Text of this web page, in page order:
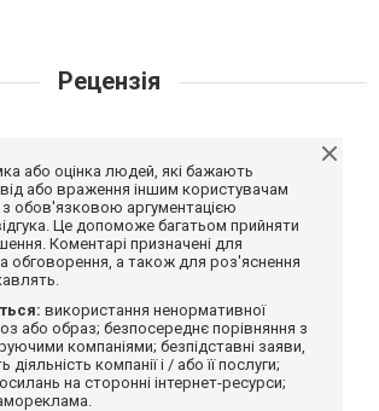
Рецензія
або оцінка людей, які бажають
або враження іншим користувачам
обов'язковою аргументацією
Це допоможе багатьом прийняти
Коментарі призначені для
обговорення, а також для роз'яснення
використання ненормативної
або образ; безпосереднє порівняння з
компаніями; безпідставні заяви,
компанії і / або її послуги;
на сторонні інтернет-ресурси;